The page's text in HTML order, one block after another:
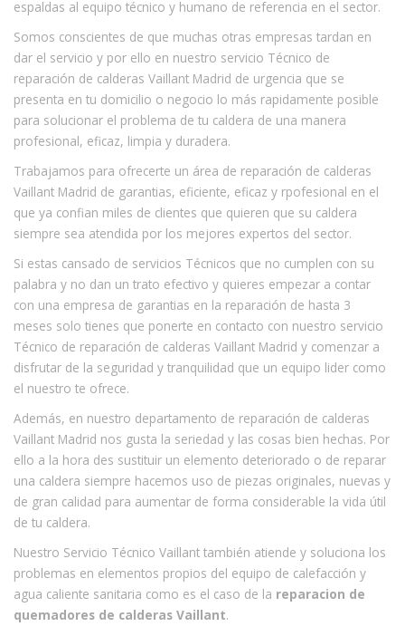
espaldas al equipo técnico y humano de referencia en el sector.
Somos conscientes de que muchas otras empresas tardan en
dar el servicio y por ello en nuestro servicio Técnico de
reparación de calderas Vaillant Madrid de urgencia que se
presenta en tu domicilio o negocio lo más rapidamente posible
para solucionar el problema de tu caldera de una manera
profesional, eficaz, limpia y duradera.
Trabajamos para ofrecerte un área de reparación de calderas
Vaillant Madrid de garantias, eficiente, eficaz y rpofesional en el
que ya confian miles de clientes que quieren que su caldera
siempre sea atendida por los mejores expertos del sector.
Si estas cansado de servicios Técnicos que no cumplen con su
palabra y no dan un trato efectivo y quieres empezar a contar
con una empresa de garantias en la reparación de hasta 3
meses solo tienes que ponerte en contacto con nuestro servicio
Técnico de reparación de calderas Vaillant Madrid y comenzar a
disfrutar de la seguridad y tranquilidad que un equipo lider como
el nuestro te ofrece.
Además, en nuestro departamento de reparación de calderas
Vaillant Madrid nos gusta la seriedad y las cosas bien hechas. Por
ello a la hora des sustituir un elemento deteriorado o de reparar
una caldera siempre hacemos uso de piezas originales, nuevas y
de gran calidad para aumentar de forma considerable la vida útil
de tu caldera.
Nuestro Servicio Técnico Vaillant también atiende y soluciona los
problemas en elementos propios del equipo de calefacción y
agua caliente sanitaria como es el caso de la reparacion de
quemadores de calderas Vaillant.